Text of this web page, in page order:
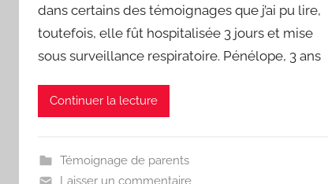
dans certains des témoignages que j’ai pu lire,
toutefois, elle fût hospitalisée 3 jours et mise
sous surveillance respiratoire. Pénélope, 3 ans
Continuer la lecture
Témoignage de parents
Laisser un commentaire